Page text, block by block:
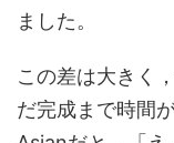
ました。
この差は大きく
だ完成まで時間